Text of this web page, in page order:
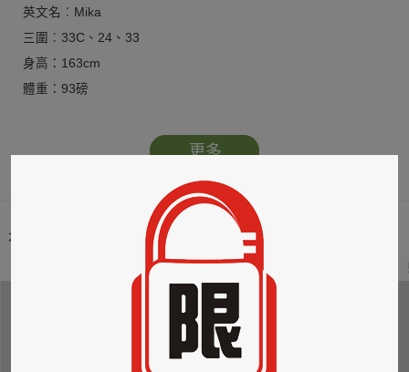
英文名︰Mika
三圍︰33C、24、33
身高：163cm
體重：93磅
更多
本類暢銷榜
3